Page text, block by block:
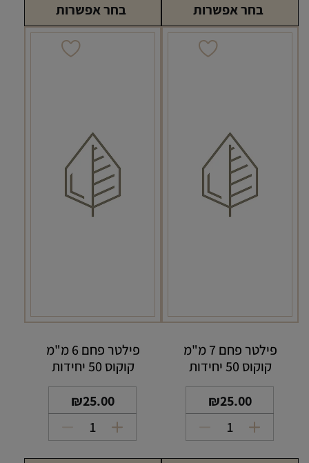
בחר אפשרות בחר אפשרות
פילטר פחם 7 מ"מ
קוקוס 50 יחידות
₪25.00
כמות
של
פילטר פחם 6 מ"מ
קוקוס 50 יחידות
₪25.00
כמות
של